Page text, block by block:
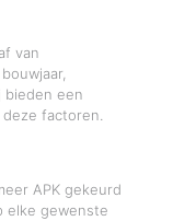
van
bieden een
factoren.
APK gekeurd
elke gewenste